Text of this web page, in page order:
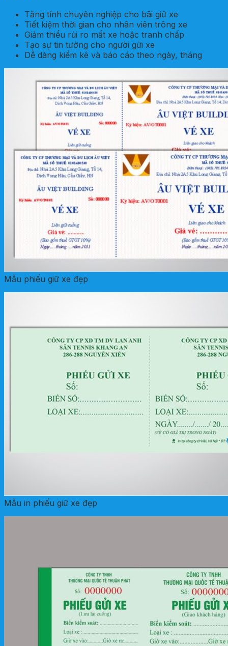
Tăng tính chuyên nghiệp cho bãi giữ xe
Tiết kiệm thời gian cho nhân viên trông xe
Giảm thiểu rủi ro mất xe hoặc tranh chấp
Tạo sự tin tưởng cho người gửi xe
Dễ dàng kiểm kê và báo cáo theo ngày, tháng
Mẫu phiếu giữ xe đẹp
Mẫu in phiếu giữ xe đẹp